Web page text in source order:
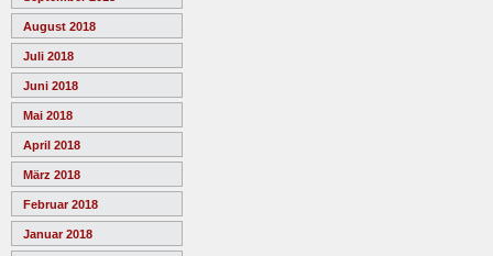
August 2018
Juli 2018
Juni 2018
Mai 2018
April 2018
März 2018
Februar 2018
Januar 2018